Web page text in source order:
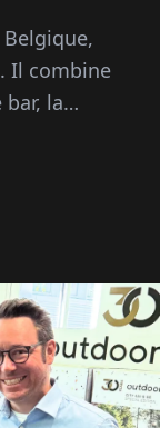
Belgique,
Il combine
la